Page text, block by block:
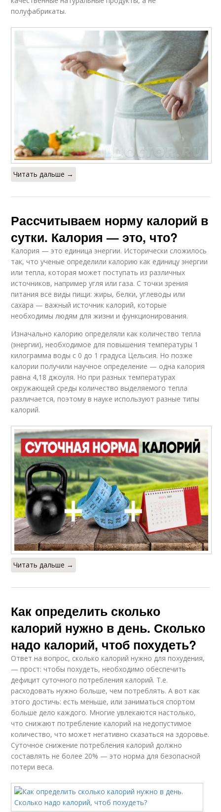
полуфабрикаты.
Читать дальше →
Рассчитываем норму калорий в
сутки. Калория — это, что?
Калория — это единица энергии. Исторически сложилось
так, что ученые определили калорию как единицу энергии
или тепла, которая может поступать из различных
источников, например угля или газа. С точки зрения
питания все виды пищи: жиры, белки, углеводы или
сахара — важный источник калорий, которые
необходимы людям для жизни и функционирования.
Изначально калорию определяли как количество тепла
(энергии), необходимое для повышения температуры 1
килограмма воды с 0 до 1 градуса Цельсия. Но позже
калории получили научное определение — одна калория
равна 4,18 джоуля. Но при разных температурах
окружающей среды количество выделяемого тепла
различается, поэтому в науке используют разные типы
калорий.
Читать дальше →
Как определить сколько
калорий нужно в день. Сколько
надо калорий, чтоб похудеть?
Ответ на вопрос, сколько калорий нужно для похудения,
— прост: чтобы похудеть, необходимо обеспечить
дефицит суточного потребления калорий. Т.е.
расходовать нужно больше, чем потреблять. А вот как
этого достичь: есть меньше, или заниматься спортом
больше дело каждого. Многие увлекаются настолько,
что снижают потребление калорий на недопустимое
количество, что может негативно сказаться на здоровье.
Суточное снижение потребления калорий должно
составлять не более 20% — это норма для безопасной
потери веса.